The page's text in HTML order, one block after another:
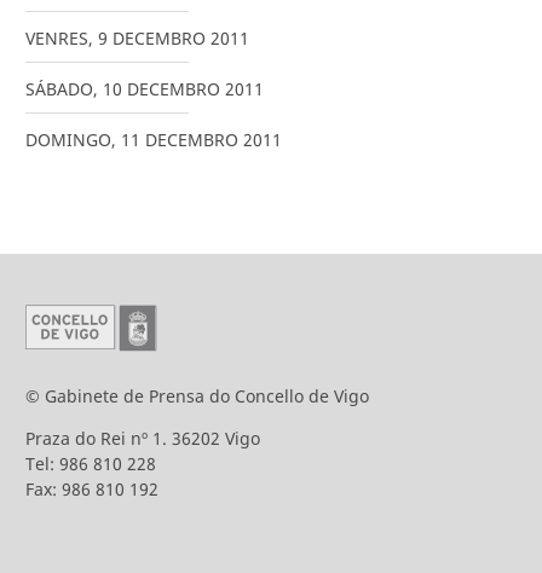
VENRES, 9 DECEMBRO 2011
SÁBADO, 10 DECEMBRO 2011
DOMINGO, 11 DECEMBRO 2011
© Gabinete de Prensa do Concello de Vigo
Praza do Rei nº 1. 36202 Vigo
Tel: 986 810 228
Fax: 986 810 192